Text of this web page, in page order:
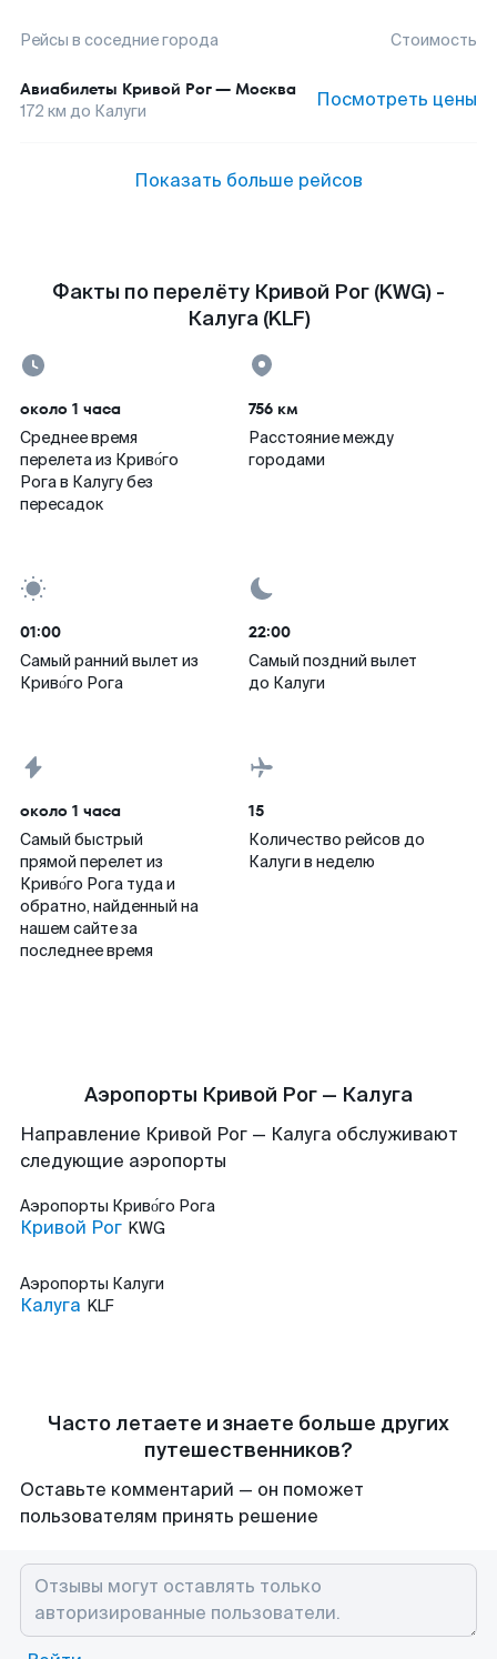
Рейсы в соседние города Стоимость
Авиабилеты Кривой Рог— Москва
172 км до Калуги Посмотреть цены
Показать больше рейсов
Факты по перелёту Кривой Рог (KWG) -
Калуга (KLF)
около 1 часа
Среднее время
перелета из Криво́го
Рога в Калугу без
пересадок
756 км
Расстояние между
городами
01:00
Самый ранний вылет из
Криво́го Рога
22:00
Самый поздний вылет
до Калуги
около 1 часа
Самый быстрый
прямой перелет из
Криво́го Рога туда и
обратно, найденный на
нашем сайте за
последнее время
15
Количество рейсов до
Калуги в неделю
Аэропорты Кривой Рог — Калуга
Направление Кривой Рог — Калуга обслуживают
следующие аэропорты
Аэропорты Криво́го Рога
Кривой Рог KWG
Аэропорты Калуги
Калуга KLF
Часто летаете и знаете больше других
путешественников?
Оставьте комментарий — он поможет
пользователям принять решение